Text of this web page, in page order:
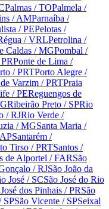
Palmas / TOPalmela /
/ AMParnaíba /
/ PEPelotas /
/ VRLPetrolina /
Caldas / MGPombal /
Ponte de Lima /
/ PRTPorto Alegre /
Varzim / PRTPraia
/ PEReguengos de
Ribeirão Preto / SPRio
/ RJRio Verde /
/ MGSanta Maria /
Santarém /
Tirso / PRTSantos /
de Alportel / FARSão
/ RJSão João da
José / SCSão José do Rio
dos Pinhais / PRSão
SPSão Vicente / SPSeixal